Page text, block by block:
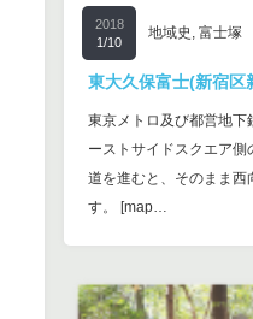
2018
1/10
地域史 , 富士塚
東大久保富士(新宿区
東京メトロ及び都営地下
ーストサイドスクエア
道を進むと、そのまま西
す。 [map…